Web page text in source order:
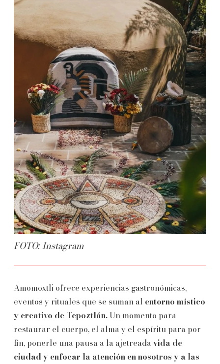
FOTO: Instagram
Amomoxtli ofrece experiencias gastronómicas,
eventos y rituales que se suman al entorno místico
y creativo de Tepoztlán. Un momento para
restaurar el cuerpo, el alma y el espíritu para por
fin, ponerle una pausa a la ajetreada vida de
ciudad y enfocar la atención en nosotros y a las